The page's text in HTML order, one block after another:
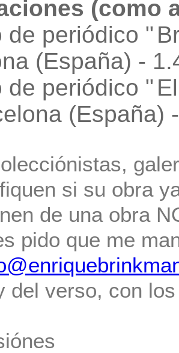
(como
de periódico "
(España) -
de periódico "
(España)
si su obra
de una obra
pido que me
del verso, con